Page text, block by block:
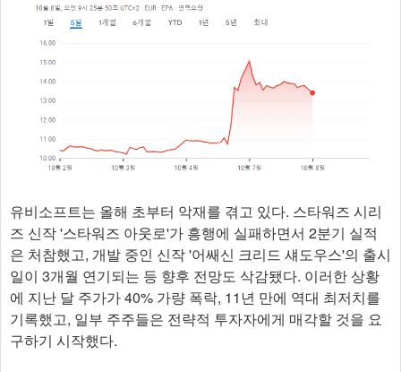
유비소프트는 올해 초부터 악재를 겪고 있다. 스타워즈 시리
즈 신작 '스타워즈 아웃로'가 흥행에 실패하면서 2분기 실적
은 처참했고, 개발 중인 신작 '어쌔신 크리드 섀도우스'의 출시
일이 3개월 연기되는 등 향후 전망도 삭감됐다. 이러한 상황
에 지난 달 주가가 40% 가량 폭락, 11년 만에 역대 최저치를
기록했고, 일부 주주들은 전략적 투자자에게 매각할 것을 요
구하기 시작했다.